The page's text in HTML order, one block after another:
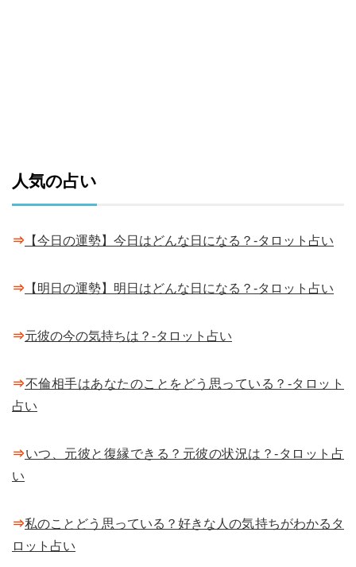
人気の占い
⇒ 【今日の運勢】今日はどんな日になる？-タロット占い
⇒ 【明日の運勢】明日はどんな日になる？-タロット占い
⇒元彼の今の気持ちは？-タロット占い
⇒不倫相手はあなたのことをどう思っている？-タロット
占い
⇒いつ、元彼と復縁できる？元彼の状況は？-タロット占
い
⇒私のことどう思っている？好きな人の気持ちがわかるタ
ロット占い